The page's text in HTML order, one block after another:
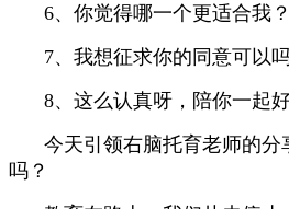
6、你觉得哪一个更适合我？
7、我想征求你的同意可以
8、这么认真呀，陪你一起
今天引领右脑托育老师的分
吗？